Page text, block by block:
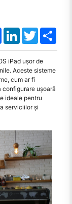
FacebookLinkedInTwitter
iPad ușor de
Aceste sisteme
cum ar fi
ușoară
ideale pentru
serviciilor și